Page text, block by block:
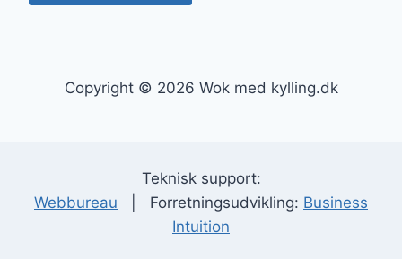
Copyright © 2026 Wok med kylling.dk
Teknisk support:
Webbureau | Forretningsudvikling: Business
Intuition